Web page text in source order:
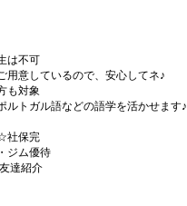
は不可
用意しているので、安心してネ♪
も対象
トガル語などの語学を活かせます♪
社保完
ジム優待
達紹介